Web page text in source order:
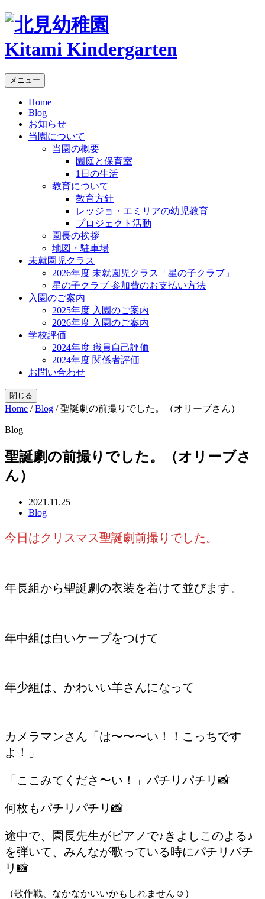
Kitami Kindergarten
メニュー
Home
Blog
お知らせ
当園について
当園の概要
園庭と保育室
1日の生活
教育について
教育方針
レッジョ・エミリアの幼児教育
プロジェクト活動
園長の挨拶
地図・駐車場
未就園児クラス
2026年度 未就園児クラス「星の子クラブ」
星の子クラブ 参加費のお支払い方法
入園のご案内
2025年度 入園のご案内
2026年度 入園のご案内
学校評価
2024年度 職員自己評価
2024年度 関係者評価
お問い合わせ
閉じる
Home /Blog /聖誕劇の前撮りでした。（オリーブさん）
Blog
聖誕劇の前撮りでした。（オリーブさ
ん）
2021.11.25
Blog
今日はクリスマス聖誕劇前撮りでした。
年長組から聖誕劇の衣装を着けて並びます。
年中組は白いケープをつけて
年少組は、かわいい羊さんになって
カメラマンさん「は〜〜〜い！！こっちです
よ！」
「ここみてくださ〜い！」パチリパチリ📸
何枚もパチリパチリ📸
途中で、園長先生がピアノで♪きよしこのよる♪
を弾いて、みんなが歌っている時にパチリパチ
リ📸
（歌作戦、なかなかいいかもしれません☺︎）